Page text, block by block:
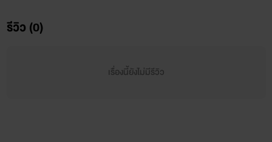
รีวิว (0)
เรื่องนี้ยังไม่มีรีวิว